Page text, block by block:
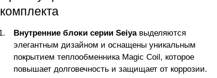
комплекта
Внутренние блоки серии Seiyaвыделяются
элегантным дизайном и оснащены уникальным
покрытием теплообменника Magic Coil, которое
повышает долговечность и защищает от коррозии.